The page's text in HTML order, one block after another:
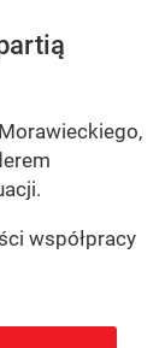
współpracy